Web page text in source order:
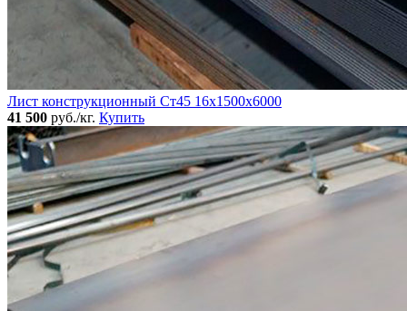
Лист конструкционный Ст45 16х1500х6000
41 500 руб./кг. Купить